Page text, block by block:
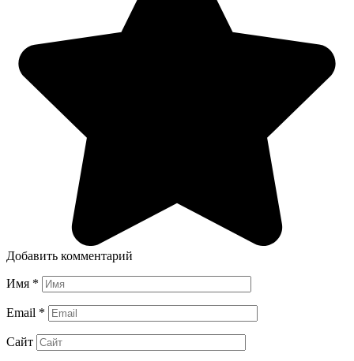
Добавить комментарий
Имя *
Email *
Сайт